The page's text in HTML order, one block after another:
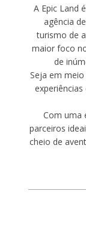
A Epic Land
agência
turismo de
maior foco
de
Seja em
Com uma
parceiros
cheio de